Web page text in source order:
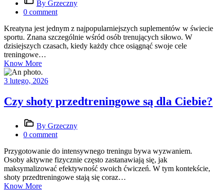
By Grzeczny
0 comment
Kreatyna jest jednym z najpopularniejszych suplementów w świecie
sportu. Znana szczególnie wśród osób trenujących siłowo. W
dzisiejszych czasach, kiedy każdy chce osiągnąć swoje cele
treningowe…
Know More
3 lutego, 2026
Czy shoty przedtreningowe są dla Ciebie?
By Grzeczny
0 comment
Przygotowanie do intensywnego treningu bywa wyzwaniem.
Osoby aktywne fizycznie często zastanawiają się, jak
maksymalizować efektywność swoich ćwiczeń. W tym kontekście,
shoty przedtreningowe stają się coraz…
Know More